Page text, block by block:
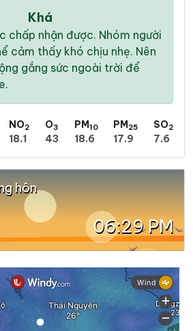
Khá
chấp nhận được. Nhóm người
cảm thấy khó chịu nhẹ. Nên
gắng sức ngoài trời để
NO2
18.1
O3
43
PM10
18.6
PM25
17.9
SO2
7.6
hôn
06:29 PM